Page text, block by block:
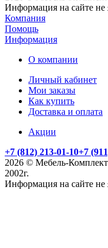
Информация на сайте не
Компания
Помощь
Информация
О компании
Личный кабинет
Мои заказы
Как купить
Доставка и оплата
Акции
+7 (812) 213-01-10+7
2026 © Мебель-
2002г.
Информация на сайте не